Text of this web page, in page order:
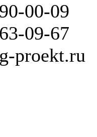
00-09
09-67
proekt.ru